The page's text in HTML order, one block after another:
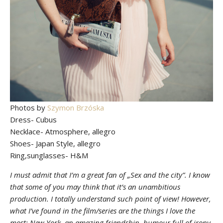
Photos by Szymon Brzóska
Dress- Cubus
Necklace- Atmosphere, allegro
Shoes- Japan Style, allegro
Ring,sunglasses- H&M
I must admit that I’m a great fan of „Sex and the city”. I know
that some of you may think that it’s an unambitious
production. I totally understand such point of view! However,
what I’ve found in the film/series are the things I love the